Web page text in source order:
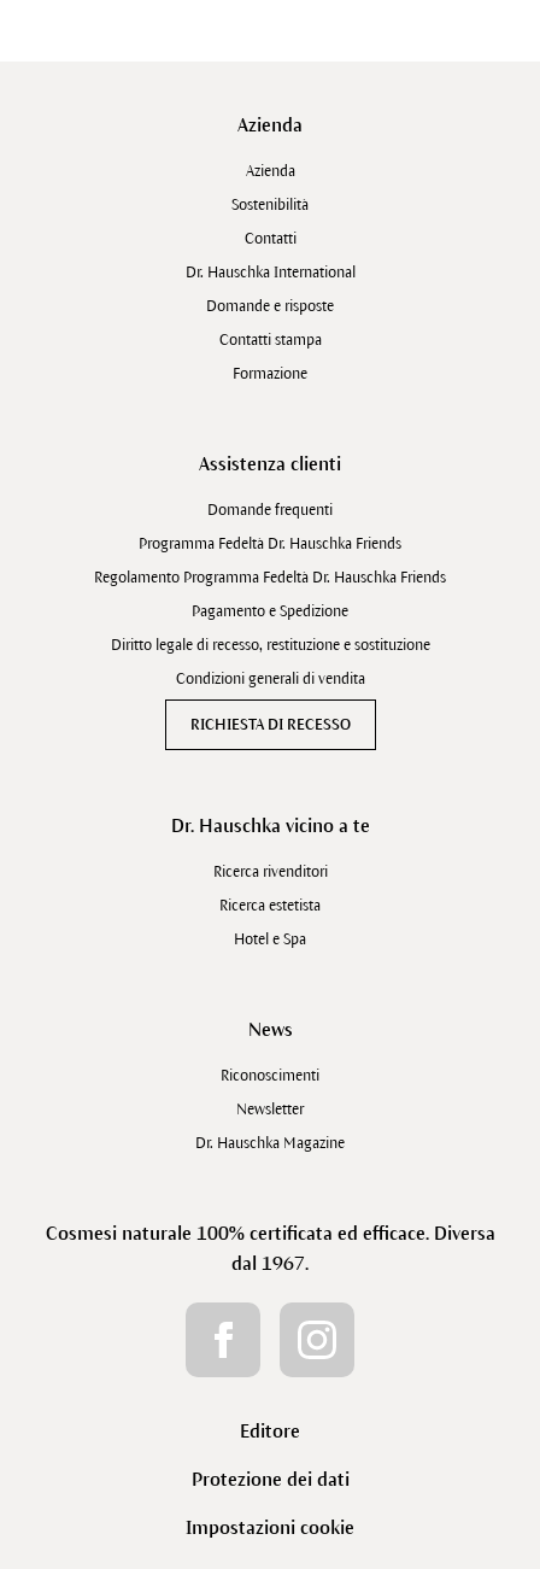
Azienda
Azienda
Sostenibilità
Contatti
Dr. Hauschka International
Domande e risposte
Contatti stampa
Formazione
Assistenza clienti
Domande frequenti
Programma Fedeltà Dr. Hauschka Friends
Regolamento Programma Fedeltà Dr. Hauschka Friends
Pagamento e Spedizione
Diritto legale di recesso, restituzione e sostituzione
Condizioni generali di vendita
RICHIESTA DI RECESSO
Dr. Hauschka vicino a te
Ricerca rivenditori
Ricerca estetista
Hotel e Spa
News
Riconoscimenti
Newsletter
Dr. Hauschka Magazine
Cosmesi naturale 100% certificata ed efficace. Diversa
dal 1967.
Editore
Protezione dei dati
Impostazioni cookie